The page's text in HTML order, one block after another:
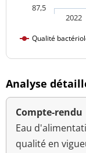
Qualité
2022
87,5
Analyse
Compte-rendu
Eau
qualité en